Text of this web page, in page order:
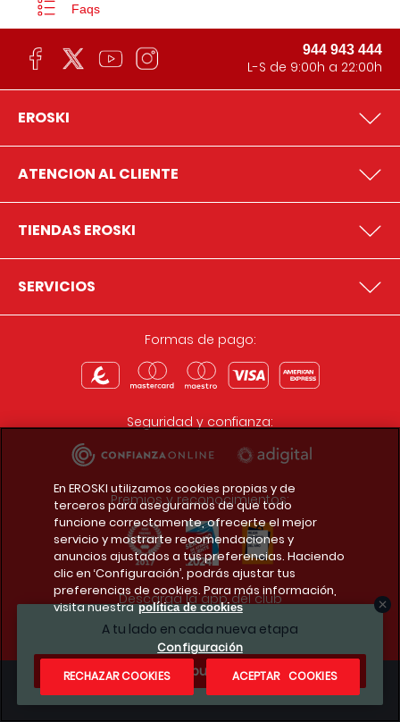
A tu lado en cada nueva etapa
¿Te apuntas?
Faqs
944 943 444
L-S de 9:00h a 22:00h
EROSKI
ATENCION AL CLIENTE
TIENDAS EROSKI
SERVICIOS
Formas de pago:
Seguridad y confianza:
Premios y reconocimientos:
Descarga la app del club
Condiciones legales
En EROSKI utilizamos cookies propias y de
terceros para asegurarnos de que todo
funcione correctamente, ofrecerte el mejor
servicio y mostrarte recomendaciones y
anuncios ajustados a tus preferencias. Haciendo
clic en ‘Configuración’, podrás ajustar tus
preferencias de cookies. Para más información,
visita nuestra política de cookies
Configuración
RECHAZAR COOKIES
ACEPTAR COOKIES